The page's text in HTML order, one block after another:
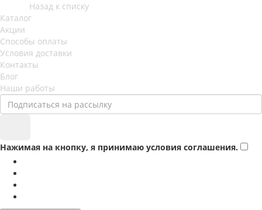
Назад к списку
Каталог
Акции
Способы оплаты
Условия доставки
Контакты
Блог
Наши работы
Нажимая на кнопку, я принимаю условия соглашения.